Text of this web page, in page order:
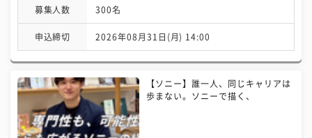
募集人数 300名
申込締切 2026年08月31日(月) 14:00
【ソニー】誰一人、同じキャリアは
歩まない。ソニーで描く、